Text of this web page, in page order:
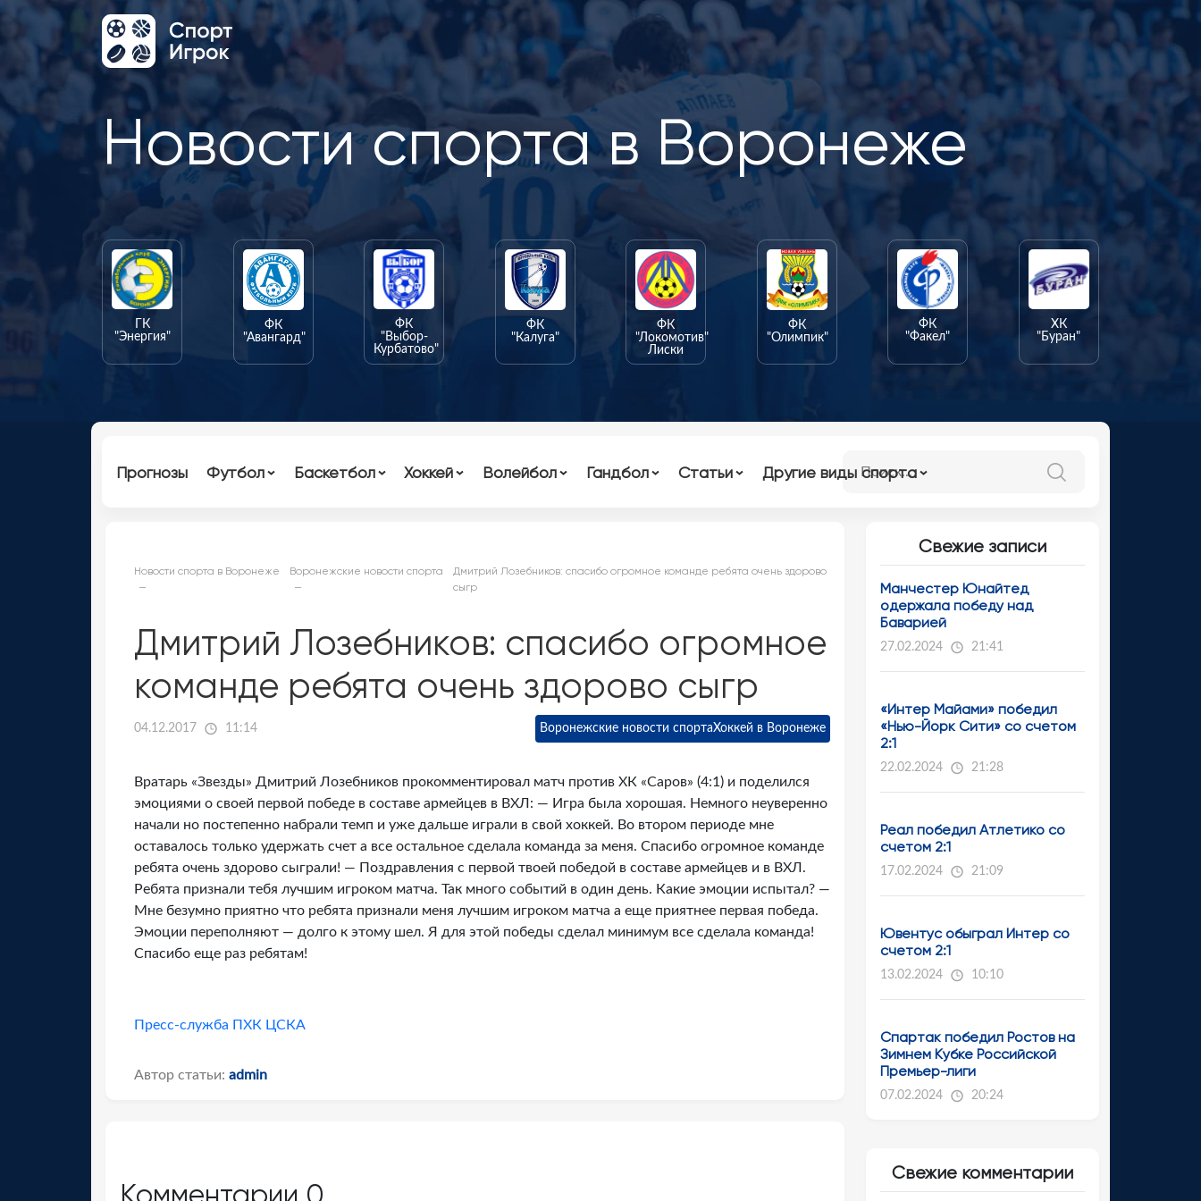
Новости спорта в Воронеже
ГК
"Энергия"
ФК
"Авангард"
ФК
"Выбор-
Курбатово"
ФК
"Калуга"
ФК
"Локомотив"
Лиски
ФК
"Олимпик"
ФК
"Факел"
ХК
"Буран"
Прогнозы Футбол Баскетбол Хоккей Волейбол Гандбол Статьи Другие виды спорта
Новости спорта в Воронеже Воронежские новости спорта
Дмитрий Лозебников: спасибо огромное команде ребята очень здорово
сыгр
Дмитрий Лозебников: спасибо огромное
команде ребята очень здорово сыгр
04.12.2017 11:14 Воронежские новости спортаХоккей в Воронеже
Вратарь «Звезды» Дмитрий Лозебников прокомментировал матч против ХК «Саров» (4:1) и поделился
эмоциями о своей первой победе в составе армейцев в ВХЛ: — Игра была хорошая. Немного неуверенно
начали но постепенно набрали темп и уже дальше играли в свой хоккей. Во втором периоде мне
оставалось только удержать счет а все остальное сделала команда за меня. Спасибо огромное команде
ребята очень здорово сыграли! — Поздравления с первой твоей победой в составе армейцев и в ВХЛ.
Ребята признали тебя лучшим игроком матча. Так много событий в один день. Какие эмоции испытал? —
Мне безумно приятно что ребята признали меня лучшим игроком матча а еще приятнее первая победа.
Эмоции переполняют — долго к этому шел. Я для этой победы сделал минимум все сделала команда!
Спасибо еще раз ребятам!
Пресс-служба ПХК ЦСКА
Автор статьи: admin
Свежие записи
Манчестер Юнайтед
одержала победу над
Баварией
27.02.2024 21:41
«Интер Майами» победил
«Нью-Йорк Сити» со счетом
2:1
22.02.2024 21:28
Реал победил Атлетико со
счетом 2:1
17.02.2024 21:09
Ювентус обыграл Интер со
счетом 2:1
13.02.2024 10:10
Спартак победил Ростов на
Зимнем Кубке Российской
Премьер-лиги
07.02.2024 20:24
Свежие комментарии